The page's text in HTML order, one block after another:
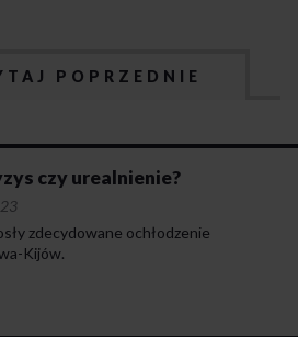
POPRZEDNIE
czy urealnienie?
zdecydowane ochłodzenie
Kijów.